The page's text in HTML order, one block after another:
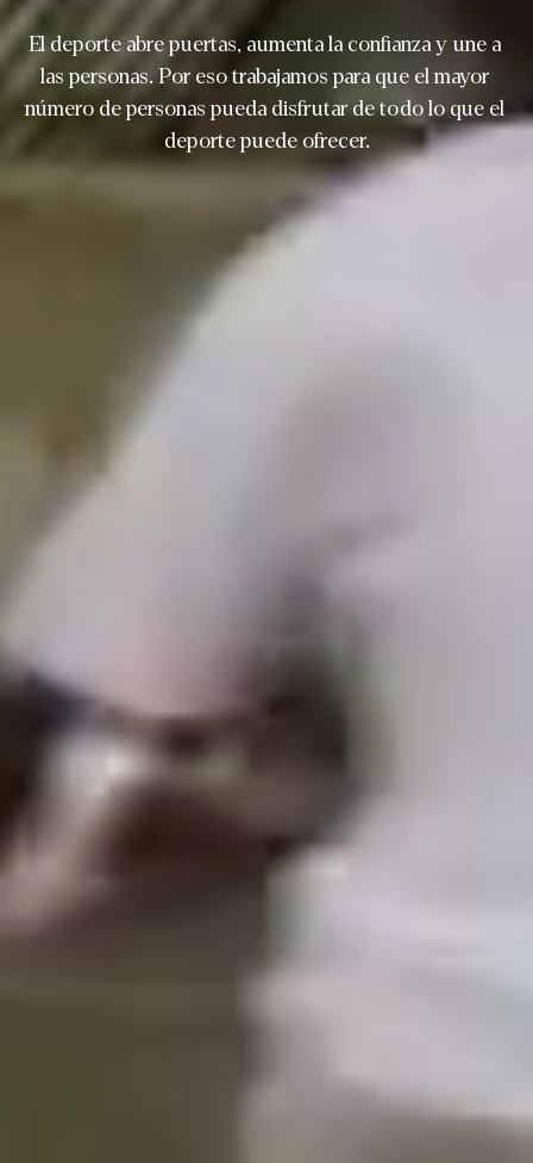
El deporte abre puertas, aumenta la confianza y une a
las personas. Por eso trabajamos para que el mayor
número de personas pueda disfrutar de todo lo que el
deporte puede ofrecer.